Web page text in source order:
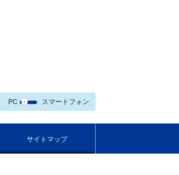
PC スマートフォン
サイトマップ